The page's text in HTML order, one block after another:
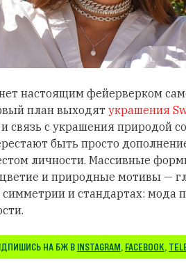
настоящим фейерверком
план выходят украшения
связь с украшения природой
быть просто
личности. Массивные
и природные мотивы —
симметрии и стандартах: мода
НА БЖ В INSTAGRAM, FACEBOOK,